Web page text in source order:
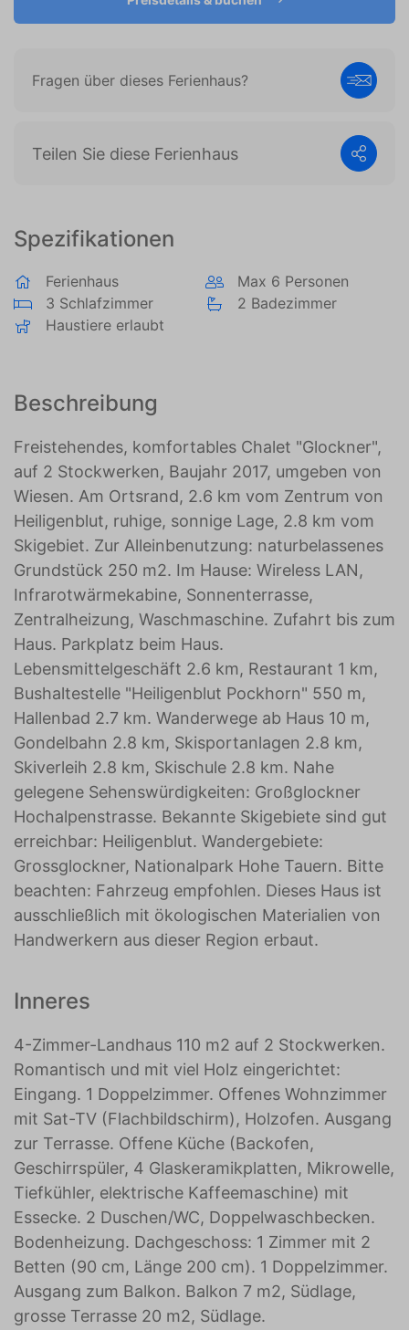
Spezifikationen
Ferienhaus
Max 6 Personen
3 Schlafzimmer
2 Badezimmer
Haustiere erlaubt
Beschreibung
Freistehendes, komfortables Chalet "Glockner",
auf 2 Stockwerken, Baujahr 2017, umgeben von
Wiesen. Am Ortsrand, 2.6 km vom Zentrum von
Heiligenblut, ruhige, sonnige Lage, 2.8 km vom
Skigebiet. Zur Alleinbenutzung: naturbelassenes
Grundstück 250 m2. Im Hause: Wireless LAN,
Infrarotwärmekabine, Sonnenterrasse,
Zentralheizung, Waschmaschine. Zufahrt bis zum
Haus. Parkplatz beim Haus.
Lebensmittelgeschäft 2.6 km, Restaurant 1 km,
Bushaltestelle "Heiligenblut Pockhorn" 550 m,
Hallenbad 2.7 km. Wanderwege ab Haus 10 m,
Gondelbahn 2.8 km, Skisportanlagen 2.8 km,
Skiverleih 2.8 km, Skischule 2.8 km. Nahe
gelegene Sehenswürdigkeiten: Großglockner
Hochalpenstrasse. Bekannte Skigebiete sind gut
erreichbar: Heiligenblut. Wandergebiete:
Grossglockner, Nationalpark Hohe Tauern. Bitte
beachten: Fahrzeug empfohlen. Dieses Haus ist
ausschließlich mit ökologischen Materialien von
Handwerkern aus dieser Region erbaut.
Inneres
4-Zimmer-Landhaus 110 m2 auf 2 Stockwerken.
Romantisch und mit viel Holz eingerichtet:
Eingang. 1 Doppelzimmer. Offenes Wohnzimmer
mit Sat-TV (Flachbildschirm), Holzofen. Ausgang
zur Terrasse. Offene Küche (Backofen,
Geschirrspüler, 4 Glaskeramikplatten, Mikrowelle,
Tiefkühler, elektrische Kaffeemaschine) mit
Essecke. 2 Duschen/WC, Doppelwaschbecken.
Bodenheizung. Dachgeschoss: 1 Zimmer mit 2
Betten (90 cm, Länge 200 cm). 1 Doppelzimmer.
Ausgang zum Balkon. Balkon 7 m2, Südlage,
grosse Terrasse 20 m2, Südlage.
Fragen über dieses Ferienhaus?
Teilen Sie diese Ferienhaus
Werbetreibende wertvoller.